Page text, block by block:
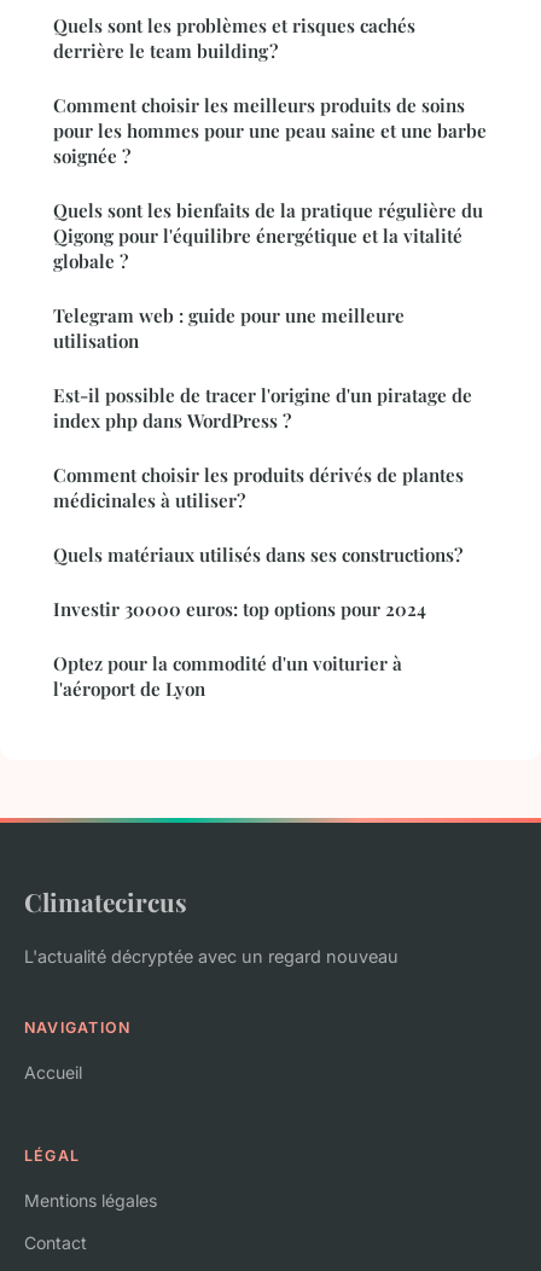
Quels sont les problèmes et risques cachés
derrière le team building ?
Comment choisir les meilleurs produits de soins
pour les hommes pour une peau saine et une barbe
soignée ?
Quels sont les bienfaits de la pratique régulière du
Qigong pour l'équilibre énergétique et la vitalité
globale ?
Telegram web : guide pour une meilleure
utilisation
Est-il possible de tracer l'origine d'un piratage de
index php dans WordPress ?
Comment choisir les produits dérivés de plantes
médicinales à utiliser?
Quels matériaux utilisés dans ses constructions?
Investir 30000 euros: top options pour 2024
Optez pour la commodité d'un voiturier à
l'aéroport de Lyon
Climatecircus
L'actualité décryptée avec un regard nouveau
NAVIGATION
Accueil
LÉGAL
Mentions légales
Contact